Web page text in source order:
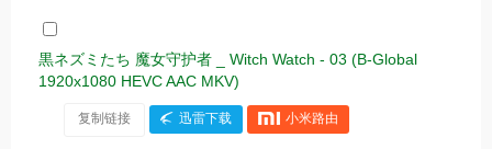
黒ネズミたち 魔女守护者 _ Witch Watch - 03 (B-Global
1920x1080 HEVC AAC MKV)
复制链接 迅雷下载 小米路由